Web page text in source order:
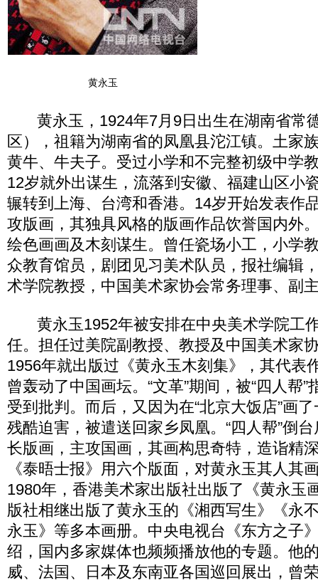
黄永玉
黄永玉，1924年7月9日出生在湖南省常
区），祖籍为湖南省的凤凰县沱江镇。土家
黄牛、牛夫子。受过小学和不完整初级中学
12岁就外出谋生，流落到安徽、福建山区小
辗转到上海、台湾和香港。14岁开始发表作
攻版画，其独具风格的版画作品饮誉国内外
绘色画画及木刻谋生。曾任瓷场小工，小学
众教育馆员，剧团见习美术队员，报社编辑
术学院教授，中国美术家协会常务理事、副
黄永玉1952年被安排在中央美术学院工
任。担任过美院副教授、教授及中国美术家
1956年就出版过《黄永玉木刻集》，其代表
曾轰动了中国画坛。“文革”期间，被“四人帮
受到批判。而后，又因为在“北京大饭店”画
残酷迫害，被遣送回家乡凤凰。“四人帮”倒
长版画，主攻国画，其画构思奇特，造诣精
《泰晤士报》用六个版面，对黄永玉其人其
1980年，香港美术家出版社出版了《黄永玉
版社相继出版了黄永玉的《湘西写生》《永
永玉》等多本画册。中央电视台《东方之子
绍，国内多家媒体也频频播放他的专题。他
威、法国、日本及东南亚各国巡回展出，曾